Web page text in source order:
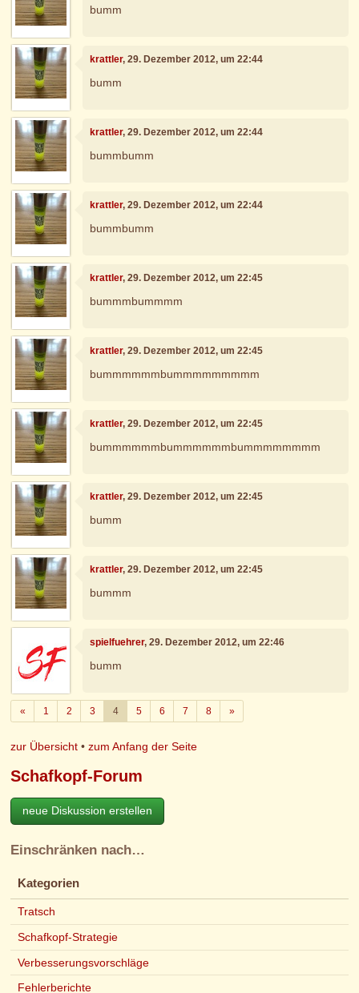
bumm
krattler, 29. Dezember 2012, um 22:44
bumm
krattler, 29. Dezember 2012, um 22:44
bummbumm
krattler, 29. Dezember 2012, um 22:44
bummbumm
krattler, 29. Dezember 2012, um 22:45
bummmbummmm
krattler, 29. Dezember 2012, um 22:45
bummmmmmbummmmmmmmm
krattler, 29. Dezember 2012, um 22:45
bummmmmmbummmmmmbummmmmmmm
krattler, 29. Dezember 2012, um 22:45
bumm
krattler, 29. Dezember 2012, um 22:45
bummm
spielfuehrer, 29. Dezember 2012, um 22:46
bumm
«Zurück
1 2 3 4 5 6 7 8 »Weiter
zur Übersicht •zum Anfang der Seite
Schafkopf-Forum
neue Diskussion erstellen
Einschränken nach…
Kategorien
Tratsch
Schafkopf-Strategie
Verbesserungsvorschläge
Fehlerberichte